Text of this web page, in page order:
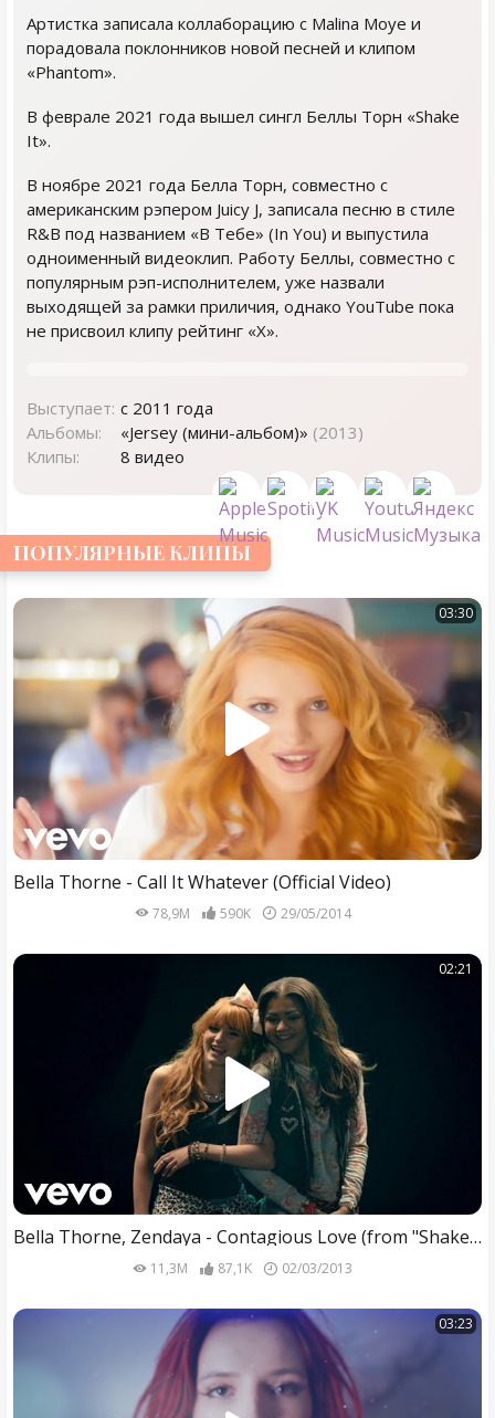
Артистка записала коллаборацию с Malina Moye и
порадовала поклонников новой песней и клипом
«Phantom».
В феврале 2021 года вышел сингл Беллы Торн «Shake
It».
В ноябре 2021 года Белла Торн, совместно с
американским рэпером Juicy J, записала песню в стиле
R&B под названием «В Тебе» (In You) и выпустила
одноименный видеоклип. Работу Беллы, совместно с
популярным рэп-исполнителем, уже назвали
выходящей за рамки приличия, однако YouTube пока
не присвоил клипу рейтинг «X».
Выступает: с 2011 года
Альбомы:
«Jersey (мини-альбом)» (2013)
Клипы:
8 видео
ПОПУЛЯРНЫЕ КЛИПЫ
03:30
Bella Thorne - Call It Whatever (Official Video)
78,9M 590K 29/05/2014
02:21
Bella Thorne, Zendaya - Contagious Love (from "Shake It Up: I 3 Dance")
11,3M 87,1K 02/03/2013
03:23